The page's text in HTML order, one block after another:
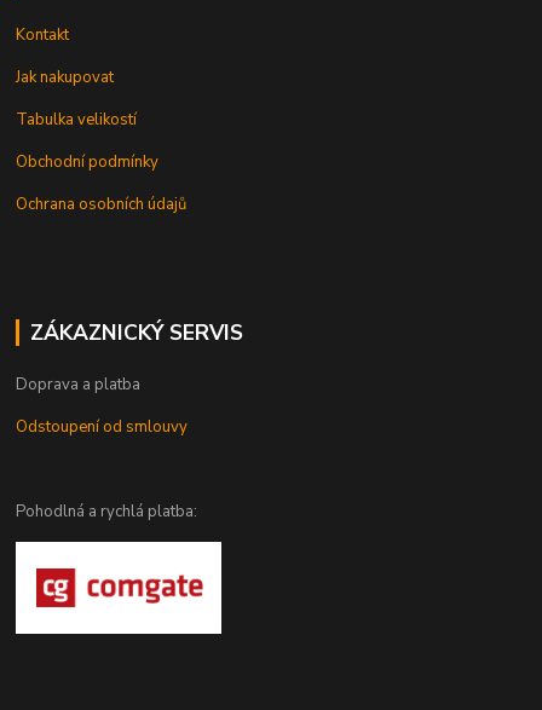
Kontakt
Jak nakupovat
Tabulka velikostí
Obchodní podmínky
Ochrana osobních údajů
ZÁKAZNICKÝ SERVIS
Doprava a platba
Odstoupení od smlouvy
Pohodlná a rychlá platba: